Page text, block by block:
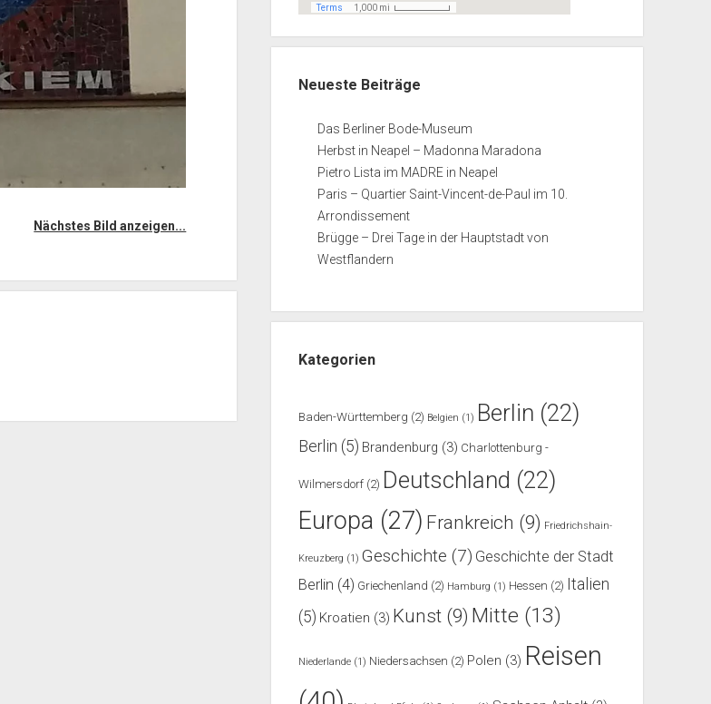
Nächstes Bild anzeigen...
Neueste Beiträge
Das Berliner Bode-Museum
Herbst in Neapel – Madonna Maradona
Pietro Lista im MADRE in Neapel
Paris – Quartier Saint-Vincent-de-Paul im 10.
Arrondissement
Brügge – Drei Tage in der Hauptstadt von
Westflandern
Kategorien
Baden-Württemberg (2) Belgien (1) Berlin (22)
Berlin (5) Brandenburg (3) Charlottenburg -
Wilmersdorf (2) Deutschland (22)
Europa (27) Frankreich (9) Friedrichshain-
Kreuzberg (1) Geschichte (7) Geschichte der Stadt
Berlin (4) Griechenland (2) Hamburg (1) Hessen (2) Italien
(5) Kroatien (3) Kunst (9) Mitte (13)
Niederlande (1) Niedersachsen (2) Polen (3) Reisen